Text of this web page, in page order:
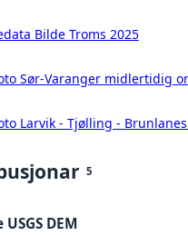
Bilde Troms 2025
Sør-Varanger midlertidig
Larvik - Tjølling -
5
DEM